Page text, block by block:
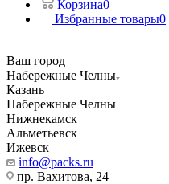
Корзина0
Избранные товары0
Ваш город
Набережные Челны
Казань
Набережные Челны
Нижнекамск
Альметьевск
Ижевск
info@packs.ru
пр. Вахитова, 24